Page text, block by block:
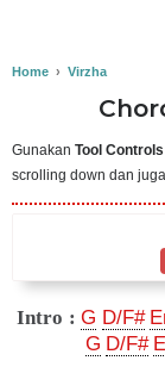
Home › Virzha
Gunakan Tool Controls
scrolling down dan
Intro : G D/F#
G D/F#